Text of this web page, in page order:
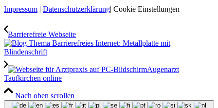
Impressum | Datenschutzerklärung| Cookie Einstellungen
Barrierefreie Webseite
Augenarzt
Taufkirchen online
Nach oben scrollen